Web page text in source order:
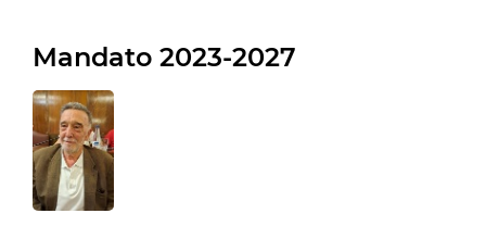
Mandato 2023-2027